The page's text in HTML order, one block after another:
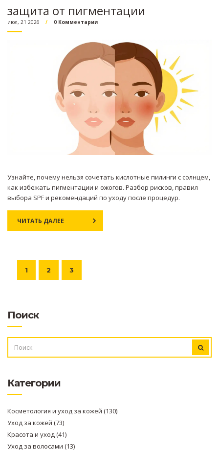
защита от пигментации
июл, 21 2026 0 Комментарии
Узнайте, почему нельзя сочетать кислотные пилинги с солнцем,
как избежать пигментации и ожогов. Разбор рисков, правил
выбора SPF и рекомендаций по уходу после процедур.
ЧИТАТЬ ДАЛЕЕ
1 2 3
Поиск
Категории
Косметология и уход за кожей (130)
Уход за кожей (73)
Красота и уход (41)
Уход за волосами (13)